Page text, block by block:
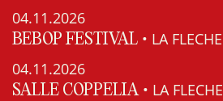
04.11.2026
BEBOP FESTIVAL • LA FLECHE
04.11.2026
SALLE COPPELIA • LA FLECHE